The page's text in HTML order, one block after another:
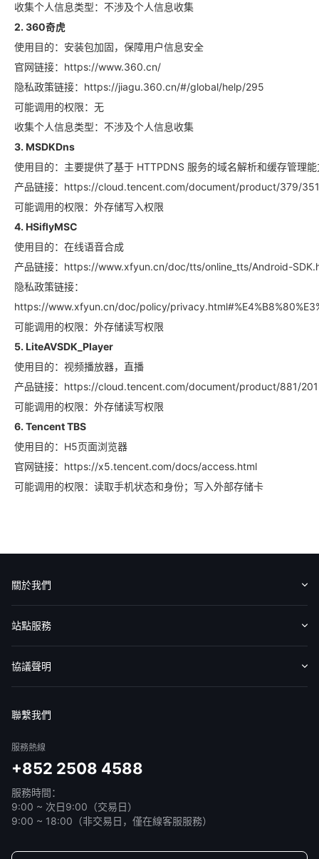
收集个人信息类型：不涉及个人信息收集
2. 360奇虎
使用目的：安装包加固，保障用户信息安全
官网链接：https://www.360.cn/
隐私政策链接：https://jiagu.360.cn/#/global/help/295
可能调用的权限：无
收集个人信息类型：不涉及个人信息收集
3. MSDKDns
使用目的：主要提供了基于 HTTPDNS 服务的域名解析和缓存管理能
产品链接：https://cloud.tencent.com/document/product/379/
可能调用的权限：外存储写入权限
4. HSiflyMSC
使用目的：在线语音合成
产品链接：https://www.xfyun.cn/doc/tts/online_tts/Android-
隐私政策链接：
https://www.xfyun.cn/doc/policy/
可能调用的权限：外存储读写权限
5. LiteAVSDK_Player
使用目的：视频播放器，直播
产品链接：https://cloud.tencent.com/document/product/881/
可能调用的权限：外存储读写权限
6. Tencent TBS
使用目的：H5页面浏览器
官网链接：https://x5.tencent.com/docs/access.html
可能调用的权限：读取手机状态和身份；写入外部存储卡
關於我們
認識華盛
媒體報導
意見反饋
站點服務
收費標準
交易工具
幫助中心
協議聲明
聯繫我們
服務熱線
+852 2508 4588
服務時間：
9:00 ~ 次日9:00（交易日）
9:00 ~ 18:00（非交易日，僅在線客服服務）